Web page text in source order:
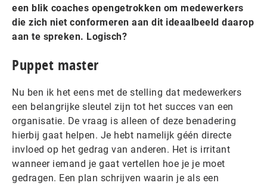
een blik coaches opengetrokken om medewerkers
die zich niet conformeren aan dit ideaalbeeld daarop
aan te spreken. Logisch?
Puppet master
Nu ben ik het eens met de stelling dat medewerkers
een belangrijke sleutel zijn tot het succes van een
organisatie. De vraag is alleen of deze benadering
hierbij gaat helpen. Je hebt namelijk géén directe
invloed op het gedrag van anderen. Het is irritant
wanneer iemand je gaat vertellen hoe je je moet
gedragen. Een plan schrijven waarin je als een